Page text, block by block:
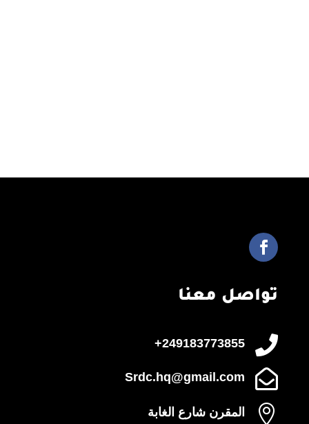
تواصل معنا

249183773855+

Srdc.hq@gmail.com
 المقرن شارع الغابة